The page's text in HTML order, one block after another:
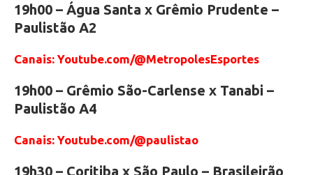
19h00 – Água Santa x Grêmio Prudente –
Paulistão A2
Canais: Youtube.com/@MetropolesEsportes
19h00 – Grêmio São-Carlense x Tanabi –
Paulistão A4
Canais: Youtube.com/@paulistao
19h30 – Coritiba x São Paulo – Brasileirão